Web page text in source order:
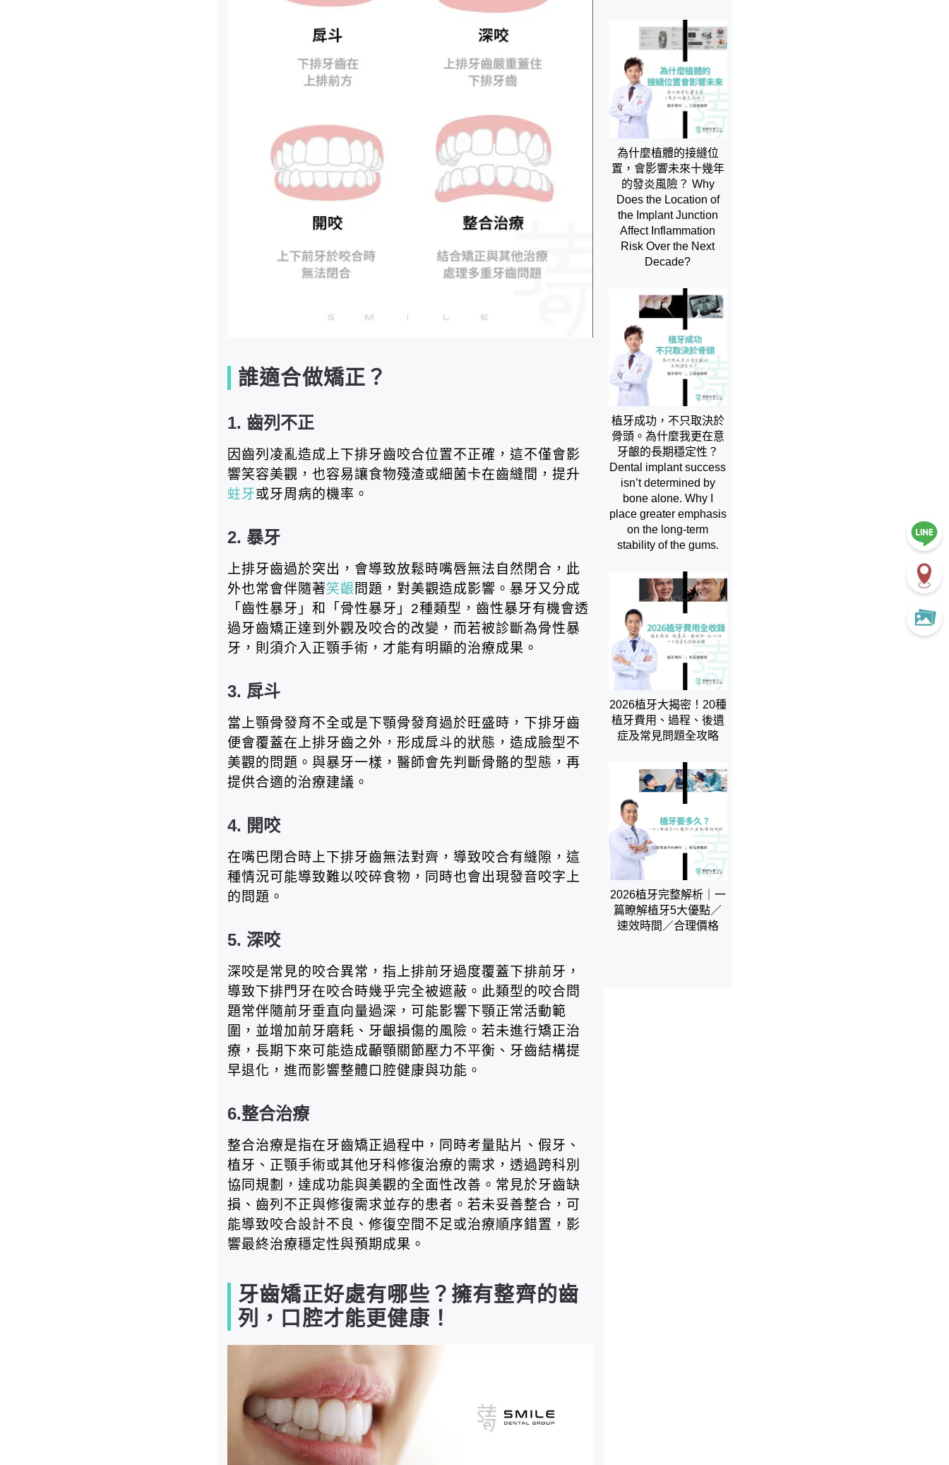
誰適合做矯正？
1. 齒列不正
因齒列凌亂造成上下排牙齒咬合位置不正確，這不僅會影
響笑容美觀，也容易讓食物殘渣或細菌卡在齒縫間，提升
蛀牙或牙周病的機率。
2. 暴牙
上排牙齒過於突出，會導致放鬆時嘴唇無法自然閉合，此
外也常會伴隨著笑齦 問題，對美觀造成影響。暴牙又分成
「齒性暴牙」和「骨性暴牙」2種類型，齒性暴牙有機會透
過牙齒矯正達到外觀及咬合的改變，而若被診斷為骨性暴
牙，則須介入正顎手術，才能有明顯的治療成果。
3. 戽斗
當上顎骨發育不全或是下顎骨發育過於旺盛時，下排牙齒
便會覆蓋在上排牙齒之外，形成戽斗的狀態，造成臉型不
美觀的問題。與暴牙一樣，醫師會先判斷骨骼的型態，再
提供合適的治療建議。
4. 開咬
在嘴巴閉合時上下排牙齒無法對齊，導致咬合有縫隙，這
種情況可能導致難以咬碎食物，同時也會出現發音咬字上
的問題。
5. 深咬
深咬是常見的咬合異常，指上排前牙過度覆蓋下排前牙，
導致下排門牙在咬合時幾乎完全被遮蔽。此類型的咬合問
題常伴隨前牙垂直向量過深，可能影響下顎正常活動範
圍，並增加前牙磨耗、牙齦損傷的風險。若未進行矯正治
療，長期下來可能造成顳顎關節壓力不平衡、牙齒結構提
早退化，進而影響整體口腔健康與功能。
6.整合治療
整合治療是指在牙齒矯正過程中，同時考量貼片、假牙、
植牙、正顎手術或其他牙科修復治療的需求，透過跨科別
協同規劃，達成功能與美觀的全面性改善。常見於牙齒缺
損、齒列不正與修復需求並存的患者。若未妥善整合，可
能導致咬合設計不良、修復空間不足或治療順序錯置，影
響最終治療穩定性與預期成果。
牙齒矯正好處有哪些？擁有整齊的齒
列，口腔才能更健康！
為什麼植體的接縫位
置，會影響未來十幾年
的發炎風險？ Why
Does the Location of
the Implant Junction
Affect Inflammation
Risk Over the Next
Decade?
植牙成功，不只取決於
骨頭。為什麼我更在意
牙齦的長期穩定性？
Dental implant success
isn’t determined by
bone alone. Why I
place greater emphasis
on the long-term
stability of the gums.
2026植牙大揭密！20種
植牙費用、過程、後遺
症及常見問題全攻略
2026植牙完整解析｜一
篇瞭解植牙5大優點／
速效時間／合理價格